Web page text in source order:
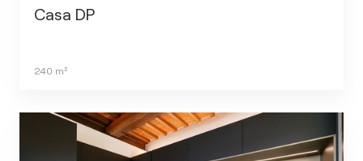
Casa DP
240 m²